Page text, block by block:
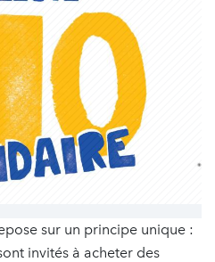
sur un principe unique :
invités à acheter des